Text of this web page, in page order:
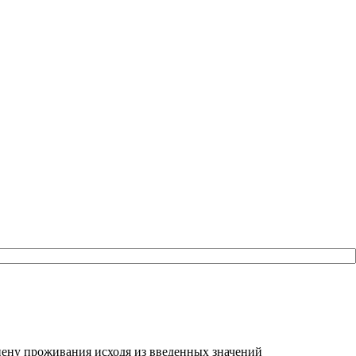
проживания исходя из введенных значений